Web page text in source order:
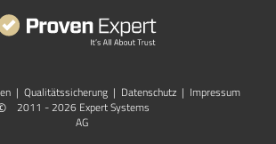
| Qualitätssicherung | Datenschutz | Impressum
2011 - 2026 Expert Systems
AG